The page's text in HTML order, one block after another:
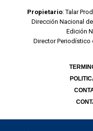
Propietario: Talar
Dirección Nacional
Edición
Director Periodístico